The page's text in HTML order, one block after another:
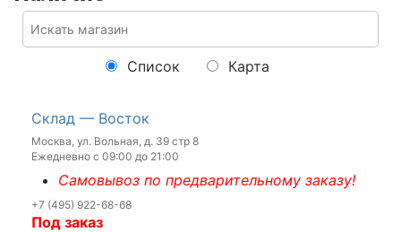
Список Карта
Склад — Восток
Москва, ул. Вольная, д. 39 стр 8
Ежедневно с 09:00 до 21:00
Самовывоз по предварительному заказу!
+7 (495) 922-68-68
Под заказ